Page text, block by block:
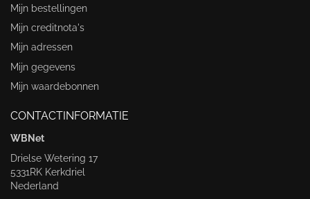
Mijn bestellingen
Mijn creditnota's
Mijn adressen
Mijn gegevens
Mijn waardebonnen
CONTACTINFORMATIE
WBNet
Drielse Wetering 17
5331RK Kerkdriel
Nederland